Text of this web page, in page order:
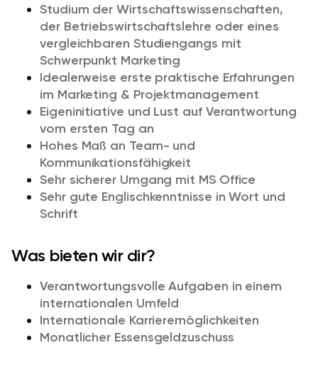
Studium der Wirtschaftswissenschaften,
der Betriebswirtschaftslehre oder eines
vergleichbaren Studiengangs mit
Schwerpunkt Marketing
Idealerweise erste praktische Erfahrungen
im Marketing & Projektmanagement
Eigeninitiative und Lust auf Verantwortung
vom ersten Tag an
Hohes Maß an Team- und
Kommunikationsfähigkeit
Sehr sicherer Umgang mit MS Office
Sehr gute Englischkenntnisse in Wort und
Schrift
Was bieten wir dir?
Verantwortungsvolle Aufgaben in einem
internationalen Umfeld
Internationale Karrieremöglichkeiten
Monatlicher Essensgeldzuschuss